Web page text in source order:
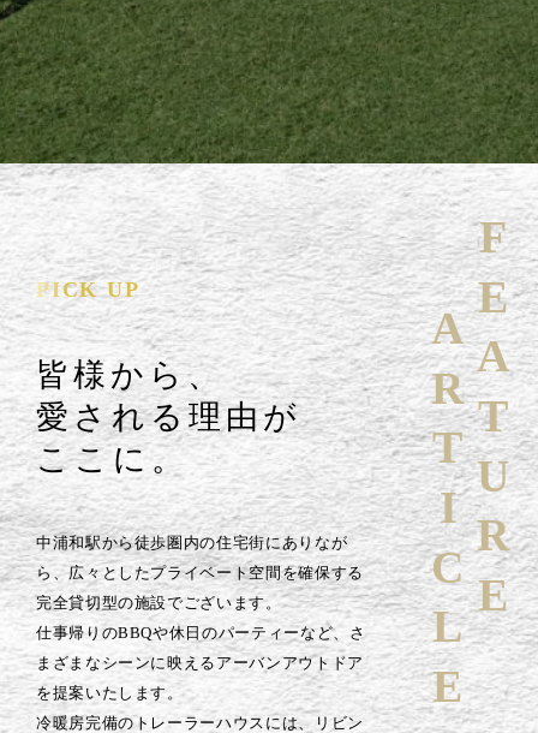
PICK UP
皆様から、
愛される理由が
ここに。
中浦和駅から徒歩圏内の住宅街にありなが
ら、広々としたプライベート空間を確保する
完全貸切型の施設でございます。
仕事帰りのBBQや休日のパーティーなど、さ
まざまなシーンに映えるアーバンアウトドア
を提案いたします。
冷暖房完備のトレーラーハウスには、リビン
FEATURE
ARTICLE